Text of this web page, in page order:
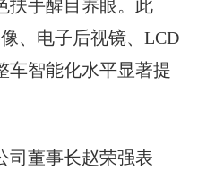
扶手醒目养眼。此
、电子后视镜、LCD
车智能化水平显著提
司董事长赵荣强表